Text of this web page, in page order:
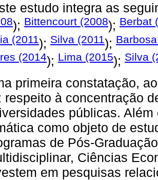
estudo integra as
); Bittencourt (2008); Berbat
(2011); Silva (2011);
(2014); Lima (2015); Silva
primeira constatação,
respeito à concentração
públicas.
como objeto de
de Pós-
Ciências
em pesquisas